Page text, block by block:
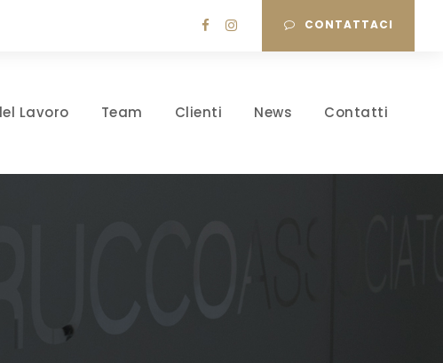
CONTATTACI
Lavoro Team Clienti News Contatti